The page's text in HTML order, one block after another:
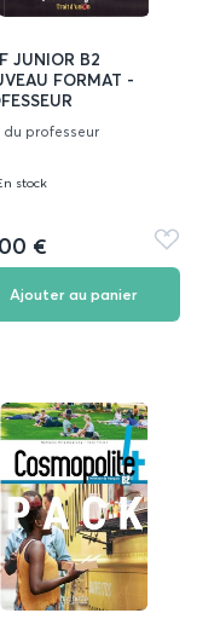
JUNIOR B2
FORMAT -
du professeur
stock
€
Ajouter
aux
Ajouter au panier